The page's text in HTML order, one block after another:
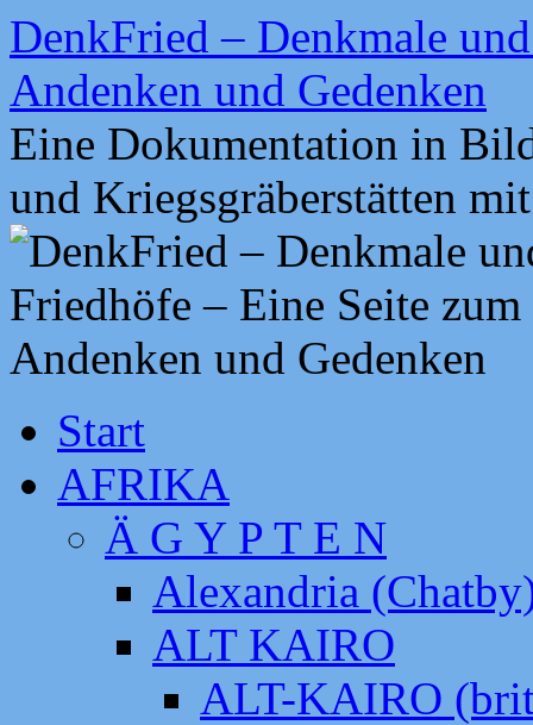
Zum
Inhalt
springen
DenkFried – Denkmale
Andenken und Gedenken
Eine Dokumentation in
und Kriegsgräberstätten
Start
AFRIKA
Ä G Y P T E N
Alexandria
ALT KAIRO
ALT-KAIRO